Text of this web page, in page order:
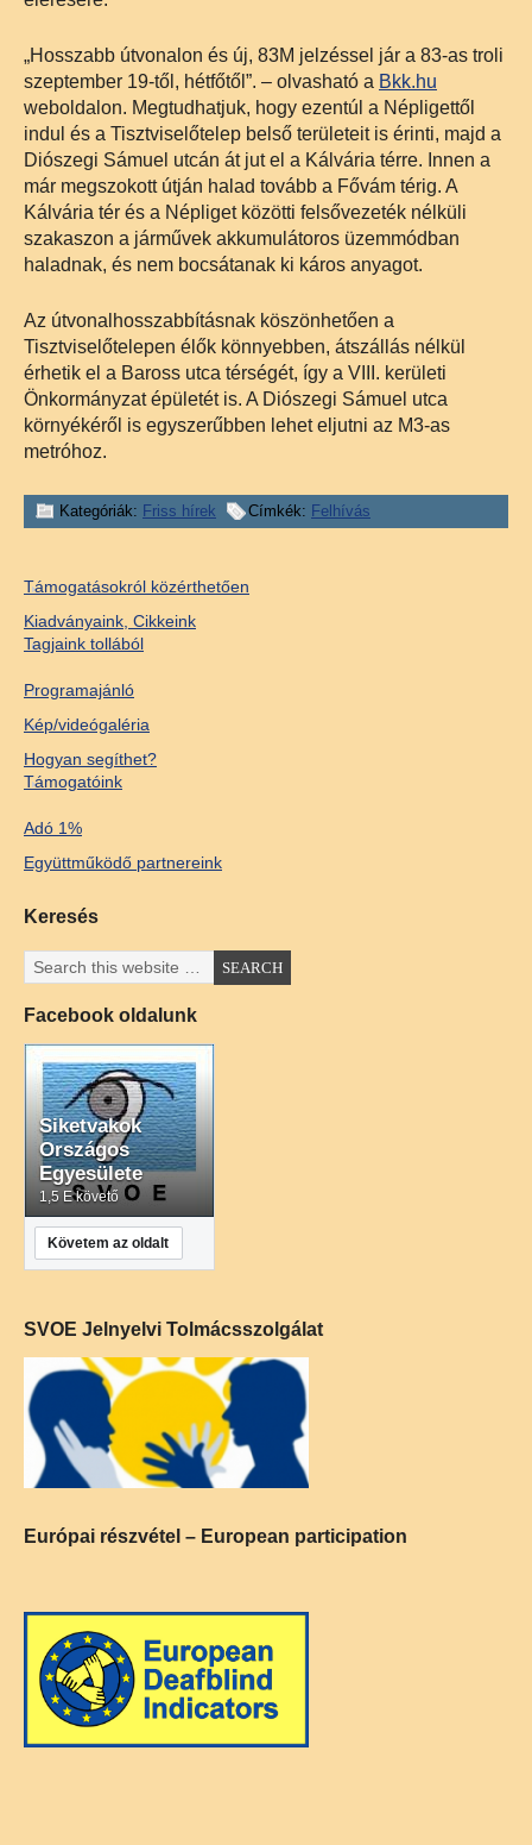
„Hosszabb útvonalon és új, 83M jelzéssel jár a 83-as troli
szeptember 19-től, hétfőtől”. – olvasható a Bkk.hu
weboldalon. Megtudhatjuk, hogy ezentúl a Népligettől
indul és a Tisztviselőtelep belső területeit is érinti, majd a
Diószegi Sámuel utcán át jut el a Kálvária térre. Innen a
már megszokott útján halad tovább a Fővám térig. A
Kálvária tér és a Népliget közötti felsővezeték nélküli
szakaszon a járművek akkumulátoros üzemmódban
haladnak, és nem bocsátanak ki káros anyagot.
Az útvonalhosszabbításnak köszönhetően a
Tisztviselőtelepen élők könnyebben, átszállás nélkül
érhetik el a Baross utca térségét, így a VIII. kerületi
Önkormányzat épületét is. A Diószegi Sámuel utca
környékéről is egyszerűbben lehet eljutni az M3-as
metróhoz.
Kategóriák: Friss hírek Címkék: Felhívás
Támogatásokról közérthetően
Kiadványaink, Cikkeink
Tagjaink tollából
Programajánló
Kép/videógaléria
Hogyan segíthet?
Támogatóink
Adó 1%
Együttműködő partnereink
Keresés
Facebook oldalunk
Siketvakok
Országos
Egyesülete
1,5 E követő
Követem az oldalt
SVOE Jelnyelvi Tolmácsszolgálat
Európai részvétel – European participation